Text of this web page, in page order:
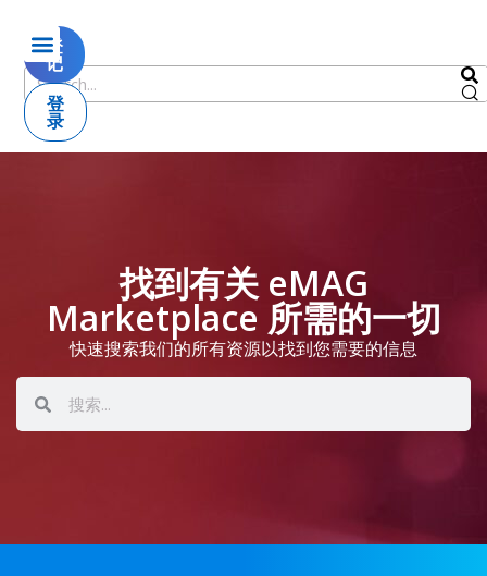
登
记
登
录
找到有关 eMAG
Marketplace 所需的一切
快速搜索我们的所有资源以找到您需要的信息